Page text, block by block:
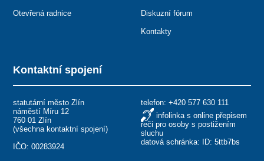
Kontaktní spojení
statutární město Zlín
náměstí Míru 12
760 01 Zlín
(všechna kontaktní spojení)
IČO: 00283924
telefon: +420 577 630 111
infolinka s online přepisem
řeči pro osoby s postižením
sluchu
datová schránka: ID: 5ttb7bs
Otevřená radnice Diskuzní fórum
Kontakty